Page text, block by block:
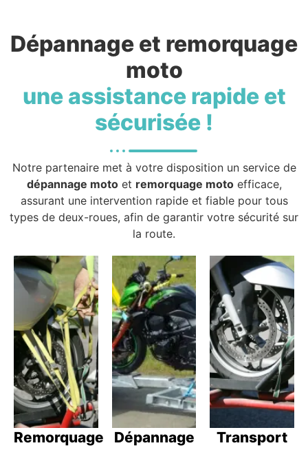
Dépannage et remorquage
moto
une assistance rapide et
sécurisée !
Notre partenaire met à votre disposition un service de
dépannage motoet remorquage motoefficace,
assurant une intervention rapide et fiable pour tous
types de deux-roues, afin de garantir votre sécurité sur
la route.
Remorquage
Dépannage
Transport